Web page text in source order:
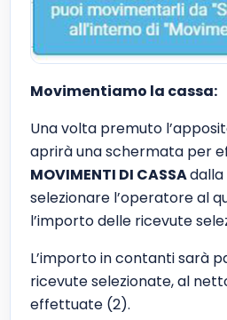
Movimentiamo la cassa:
Una volta premuto
aprirà una schermata per
MOVIMENTI DI CASSAdalla
selezionare l’operatore al
l’importo delle ricevute
L’importo in contanti sarà
ricevute selezionate, al
effettuate (2).